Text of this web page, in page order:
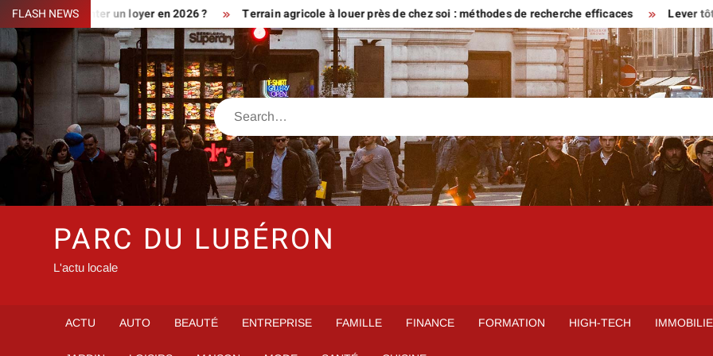
Skip
to
content
FLASH NEWSun loyer en 2026 ? Terrain agricole à louer près de chez soi : méthodes de recherche efficaces Lever tôt ou venir
Search
PARC DU LUBÉRON
L'actu locale
ACTU AUTO BEAUTÉ ENTREPRISE FAMILLE FINANCE FORMATION HIGH-TECH